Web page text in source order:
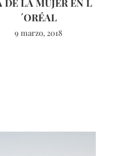
DE LA MUJER EN L
´ORÉAL
9 marzo, 2018